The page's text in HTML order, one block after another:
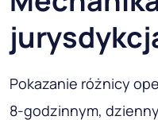
Pokazanie różnicy
8-godzinnym,